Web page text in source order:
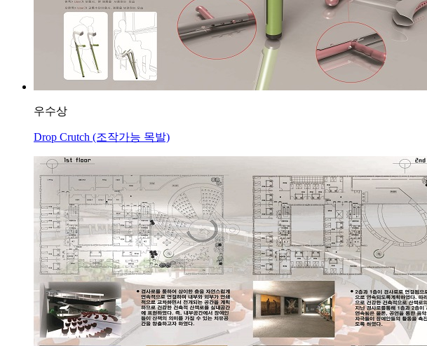
우수상
Drop Crutch (조작가능 목발)